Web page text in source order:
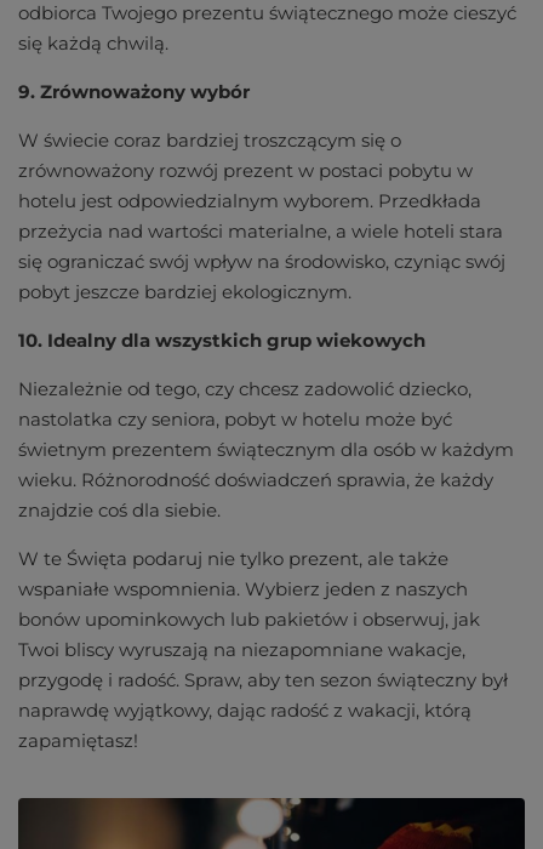
odbiorca Twojego prezentu świątecznego może cieszyć
się każdą chwilą.
9. Zrównoważony wybór
W świecie coraz bardziej troszczącym się o
zrównoważony rozwój prezent w postaci pobytu w
hotelu jest odpowiedzialnym wyborem. Przedkłada
przeżycia nad wartości materialne, a wiele hoteli stara
się ograniczać swój wpływ na środowisko, czyniąc swój
pobyt jeszcze bardziej ekologicznym.
10. Idealny dla wszystkich grup wiekowych
Niezależnie od tego, czy chcesz zadowolić dziecko,
nastolatka czy seniora, pobyt w hotelu może być
świetnym prezentem świątecznym dla osób w każdym
wieku. Różnorodność doświadczeń sprawia, że ​​każdy
znajdzie coś dla siebie.
W te Święta podaruj nie tylko prezent, ale także
wspaniałe wspomnienia. Wybierz jeden z naszych
bonów upominkowych lub pakietów i obserwuj, jak
Twoi bliscy wyruszają na niezapomniane wakacje,
przygodę i radość. Spraw, aby ten sezon świąteczny był
naprawdę wyjątkowy, dając radość z wakacji, którą
zapamiętasz!